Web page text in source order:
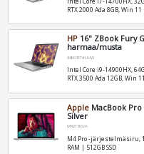
RTX 2000 Ada 8GB, Win 11
HP 16" ZBook Fury
harmaa/musta
98K03ET#UUW
Intel Core i9-14900HX,
RTX 3500 Ada 12GB, Win
Apple MacBook
Silver
MX2T3KS/A
M4 Pro -järjestelmäsiru,
RAM | 512GB SSD